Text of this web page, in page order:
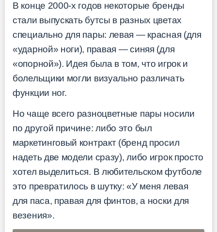
В конце 2000-х годов некоторые бренды
стали выпускать бутсы в разных цветах
специально для пары: левая — красная (для
«ударной» ноги), правая — синяя (для
«опорной»). Идея была в том, что игрок и
болельщики могли визуально различать
функции ног.
Но чаще всего разноцветные пары носили
по другой причине: либо это был
маркетинговый контракт (бренд просил
надеть две модели сразу), либо игрок просто
хотел выделиться. В любительском футболе
это превратилось в шутку: «У меня левая
для паса, правая для финтов, а носки для
везения».